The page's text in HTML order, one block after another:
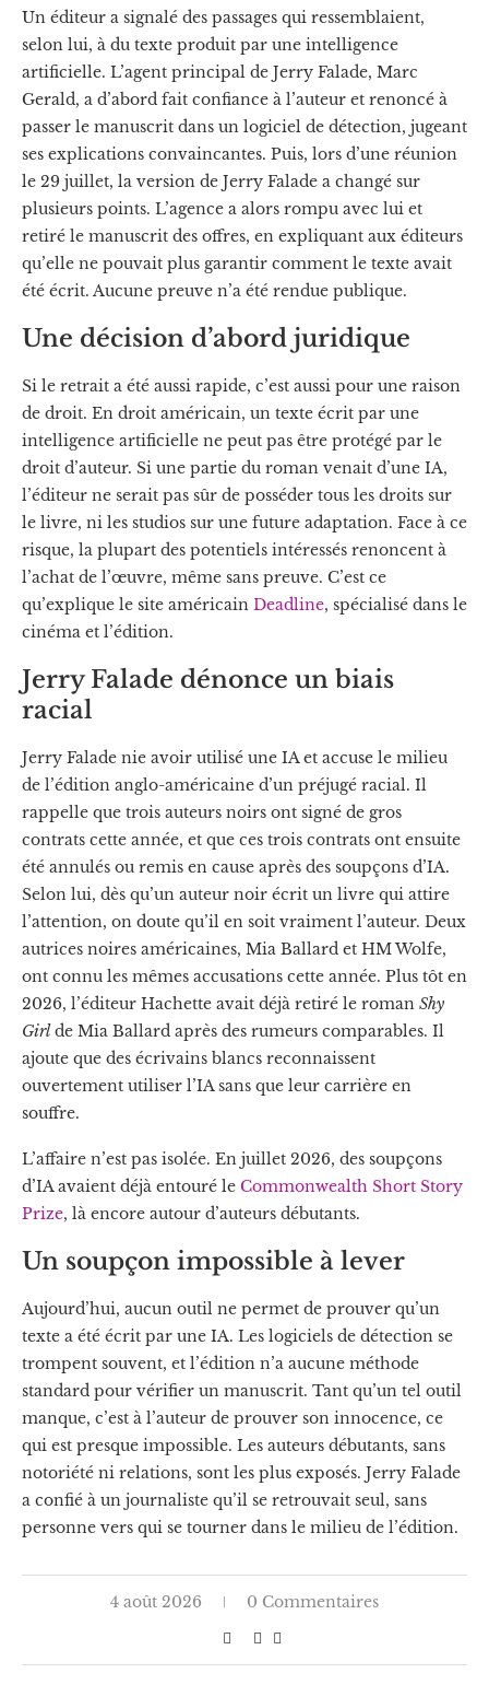
Un éditeur a signalé des passages qui ressemblaient,
selon lui, à du texte produit par une intelligence
artificielle. L’agent principal de Jerry Falade, Marc
Gerald, a d’abord fait confiance à l’auteur et renoncé à
passer le manuscrit dans un logiciel de détection, jugeant
ses explications convaincantes. Puis, lors d’une réunion
le 29 juillet, la version de Jerry Falade a changé sur
plusieurs points. L’agence a alors rompu avec lui et
retiré le manuscrit des offres, en expliquant aux éditeurs
qu’elle ne pouvait plus garantir comment le texte avait
été écrit. Aucune preuve n’a été rendue publique.
Une décision d’abord juridique
Si le retrait a été aussi rapide, c’est aussi pour une raison
de droit. En droit américain, un texte écrit par une
intelligence artificielle ne peut pas être protégé par le
droit d’auteur. Si une partie du roman venait d’une IA,
l’éditeur ne serait pas sûr de posséder tous les droits sur
le livre, ni les studios sur une future adaptation. Face à ce
risque, la plupart des potentiels intéressés renoncent à
l’achat de l’œuvre, même sans preuve. C’est ce
qu’explique le site américain Deadline, spécialisé dans le
cinéma et l’édition.
Jerry Falade dénonce un biais
racial
Jerry Falade nie avoir utilisé une IA et accuse le milieu
de l’édition anglo-américaine d’un préjugé racial. Il
rappelle que trois auteurs noirs ont signé de gros
contrats cette année, et que ces trois contrats ont ensuite
été annulés ou remis en cause après des soupçons d’IA.
Selon lui, dès qu’un auteur noir écrit un livre qui attire
l’attention, on doute qu’il en soit vraiment l’auteur. Deux
autrices noires américaines, Mia Ballard et HM Wolfe,
ont connu les mêmes accusations cette année. Plus tôt en
2026, l’éditeur Hachette avait déjà retiré le roman Shy
Girlde Mia Ballard après des rumeurs comparables. Il
ajoute que des écrivains blancs reconnaissent
ouvertement utiliser l’IA sans que leur carrière en
souffre.
L’affaire n’est pas isolée. En juillet 2026, des soupçons
d’IA avaient déjà entouré le Commonwealth Short Story
Prize, là encore autour d’auteurs débutants.
Un soupçon impossible à lever
Aujourd’hui, aucun outil ne permet de prouver qu’un
texte a été écrit par une IA. Les logiciels de détection se
trompent souvent, et l’édition n’a aucune méthode
standard pour vérifier un manuscrit. Tant qu’un tel outil
manque, c’est à l’auteur de prouver son innocence, ce
qui est presque impossible. Les auteurs débutants, sans
notoriété ni relations, sont les plus exposés. Jerry Falade
a confié à un journaliste qu’il se retrouvait seul, sans
personne vers qui se tourner dans le milieu de l’édition.
4 août 2026 0 Commentaires